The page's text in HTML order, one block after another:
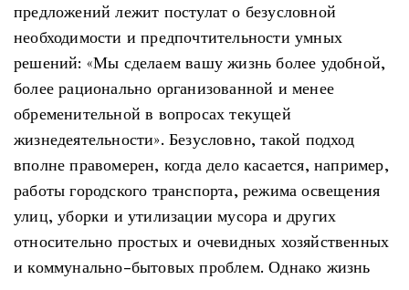
предложений лежит постулат о безусловной
необходимости и предпочтительности умных
решений: «Мы сделаем вашу жизнь более удобной,
более рационально организованной и менее
обременительной в вопросах текущей
жизнедеятельности». Безусловно, такой подход
вполне правомерен, когда дело касается, например,
работы городского транспорта, режима освещения
улиц, уборки и утилизации мусора и других
относительно простых и очевидных хозяйственных
и коммунально-бытовых проблем. Однако жизнь